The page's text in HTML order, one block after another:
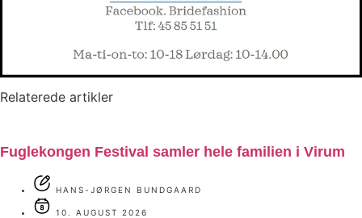
Relaterede artikler
Fuglekongen Festival samler hele familien i Virum
HANS-JØRGEN BUNDGAARD
10. AUGUST 2026